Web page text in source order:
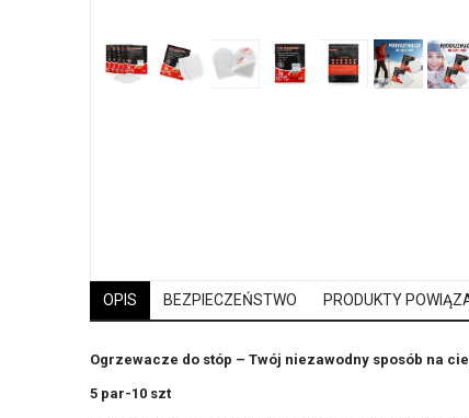
OPIS BEZPIECZEŃSTWO PRODUKTY
Ogrzewacze do stóp – Twój niezawodny sposób na
5 par-10 szt